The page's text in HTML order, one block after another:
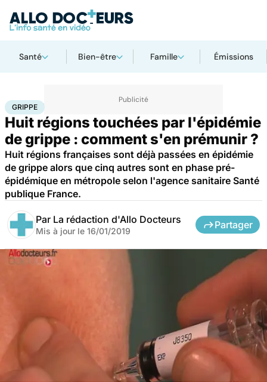
Santé Bien-être Famille Émissions
AccueilSanté
GRIPPE
Huit régions touchées par l'épidémie
de grippe : comment s'en prémunir ?
Huit régions françaises sont déjà passées en épidémie
de grippe alors que cinq autres sont en phase pré-
épidémique en métropole selon l'agence sanitaire Santé
publique France.
Par La rédaction d'Allo Docteurs
Mis à jour le 16/01/2019
Partager